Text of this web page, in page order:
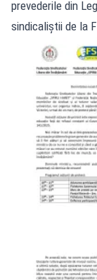
prevederile din
sindicaliștii de la